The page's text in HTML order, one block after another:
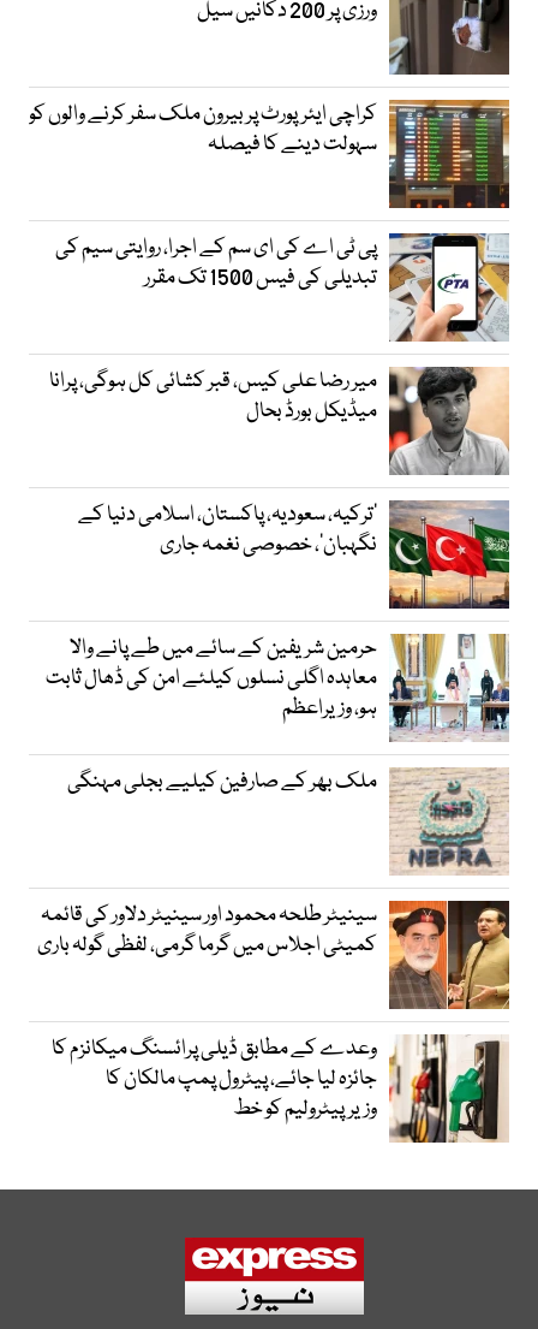
ورزی پر 200 دکانیں سیل
کراچی ایئرپورٹ پر بیرون ملک سفر کرنے والوں کو
سہولت دینے کا فیصلہ
پی ٹی اے کی ای سم کے اجرا، روایتی سیم کی
تبدیلی کی فیس 1500 تک مقرر
میر رضا علی کیس، قبر کشائی کل ہوگی، پرانا
میڈیکل بورڈ بحال
‘ترکیہ، سعودیہ، پاکستان، اسلامی دنیا کے
نگہبان’، خصوصی نغمہ جاری
حرمین شریفین کے سائے میں طے پانے والا
معاہدہ اگلی نسلوں کیلئے امن کی ڈھال ثابت
ہو، وزیراعظم
ملک بھر کے صارفین کیلیے بجلی مہنگی
سینیٹر طلحہ محمود اور سینیٹر دلاور کی قائمہ
کمیٹی اجلاس میں گرما گرمی، لفظی گولہ باری
وعدے کے مطابق ڈیلی پرائسنگ میکانزم کا
جائزہ لیا جائے، پیٹرول پمپ مالکان کا
وزیرپیٹرولیم کو خط